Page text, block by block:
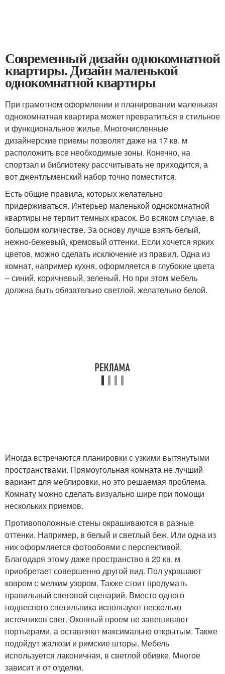
Современный дизайн однокомнатной
квартиры. Дизайн маленькой
однокомнатной квартиры
При грамотном оформлении и планировании маленькая
однокомнатная квартира может превратиться в стильное
и функциональное жилье. Многочисленные
дизайнерские приемы позволят даже на 17 кв. м
расположить все необходимые зоны. Конечно, на
спортзал и библиотеку рассчитывать не приходится, а
вот джентльменский набор точно поместится.
Есть общие правила, которых желательно
придерживаться. Интерьер маленькой однокомнатной
квартиры не терпит темных красок. Во всяком случае, в
большом количестве. За основу лучше взять белый,
нежно-бежевый, кремовый оттенки. Если хочется ярких
цветов, можно сделать исключение из правил. Одна из
комнат, например кухня, оформляется в глубокие цвета
– синий, коричневый, зеленый. Но при этом мебель
должна быть обязательно светлой, желательно белой.
Иногда встречаются планировки с узкими вытянутыми
пространствами. Прямоугольная комната не лучший
вариант для меблировки, но это решаемая проблема.
Комнату можно сделать визуально шире при помощи
нескольких приемов.
Противоположные стены окрашиваются в разные
оттенки. Например, в белый и светлый беж. Или одна из
них оформляется фотообоями с перспективой.
Благодаря этому даже пространство в 20 кв. м
приобретает совершенно другой вид. Пол украшают
ковром с мелким узором. Также стоит продумать
правильный световой сценарий. Вместо одного
подвесного светильника используют несколько
источников свет. Оконный проем не завешивают
портьерами, а оставляют максимально открытым. Также
подойдут жалюзи и римские шторы. Мебель
используется лаконичная, в светлой обивке. Многое
зависит и от отделки.